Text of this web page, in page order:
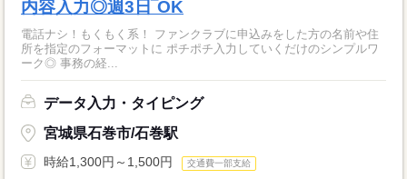
内容入力◎週3日‾OK
電話ナシ！もくもく系！ ファンクラブに申込みをした方の名前や住
所を指定のフォーマットに ポチポチ入力していくだけのシンプルワ
ーク◎ 事務の経...
データ入力・タイピング
宮城県石巻市/石巻駅
時給1,300円～1,500円 交通費一部支給